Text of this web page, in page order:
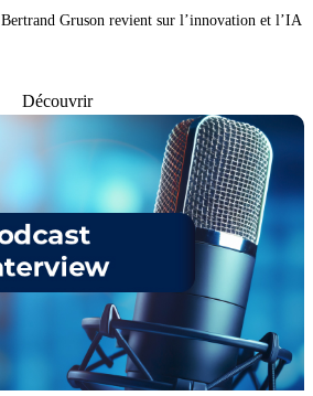
Gruson revient sur l’innovation et l’IA
Découvrir